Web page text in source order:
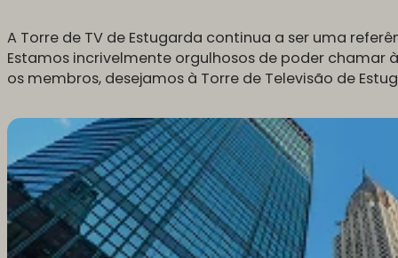
A Torre de TV de Estugarda continua a ser uma
Estamos incrivelmente orgulhosos de poder
os membros, desejamos à Torre de Televisão de